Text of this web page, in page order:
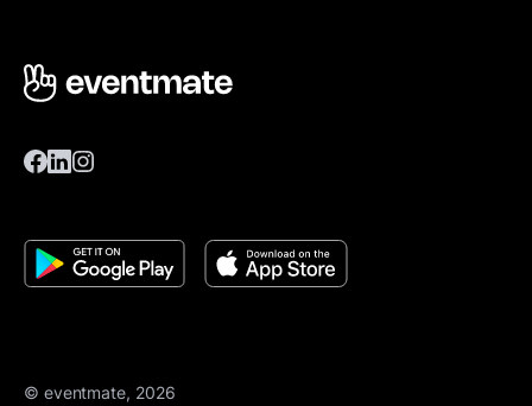
© eventmate, 2026